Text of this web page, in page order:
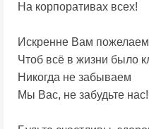
На корпоративах всех!
Искренне Вам
Чтоб всё в жизни было
Никогда не забываем
Мы Вас, не забудьте нас!